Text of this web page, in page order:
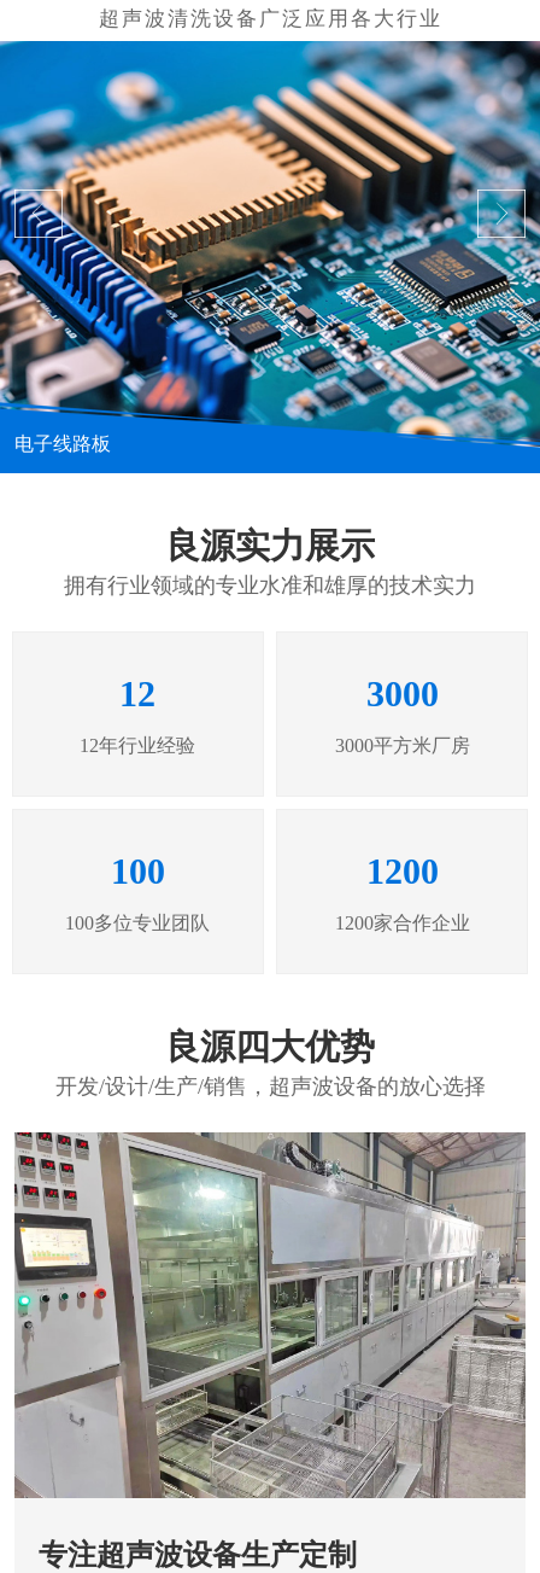
电子线路板
良源实力展示
拥有行业领域的专业水准和雄厚的技术实力
12
12年行业经验
3000
3000平方米厂房
100
100多位专业团队
1200
1200家合作企业
良源四大优势
开发/设计/生产/销售，超声波设备的放心选择
专注超声波设备生产定制